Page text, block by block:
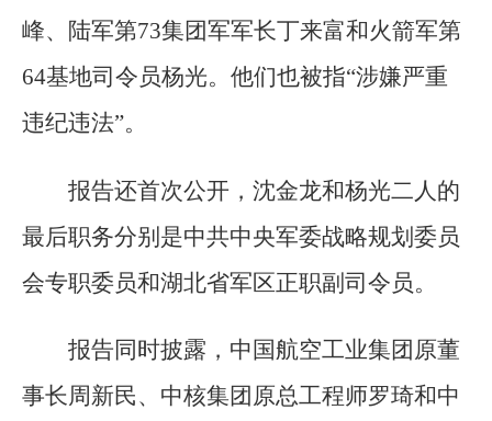
峰、陆军第73集团军军长丁来富和火箭军第
64基地司令员杨光。他们也被指“涉嫌严重
违纪违法”。
报告还首次公开，沈金龙和杨光二人的
最后职务分别是中共中央军委战略规划委员
会专职委员和湖北省军区正职副司令员。
报告同时披露，中国航空工业集团原董
事长周新民、中核集团原总工程师罗琦和中